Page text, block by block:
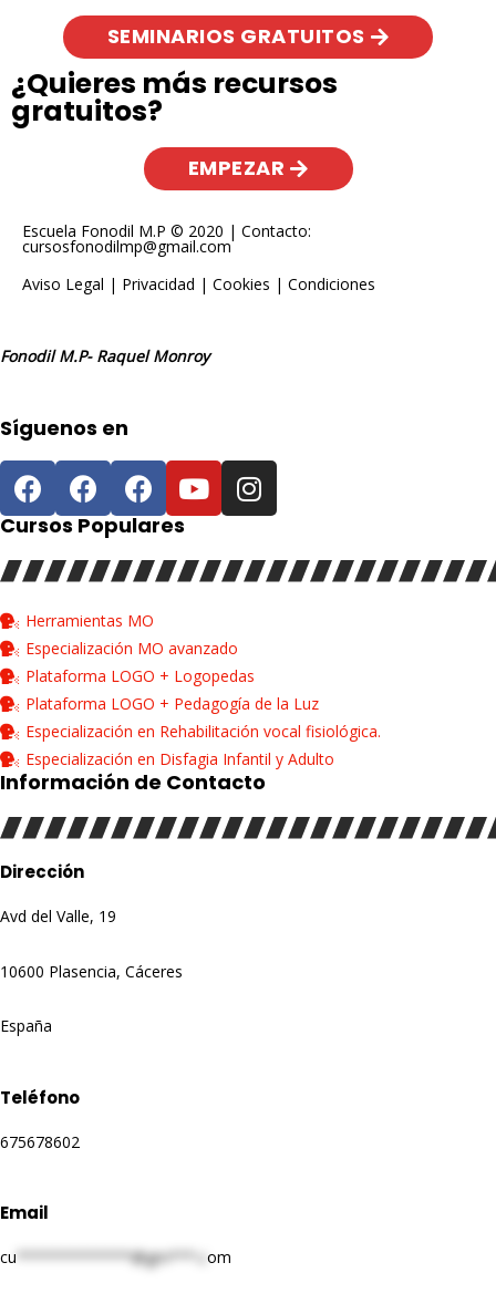
SEMINARIOS GRATUITOS
¿Quieres más recursos
gratuitos?
EMPEZAR
Escuela Fonodil M.P © 2020 | Contacto:
cursosfonodilmp@gmail.com
Aviso Legal | Privacidad | Cookies | Condiciones
Fonodil M.P- Raquel Monroy
Síguenos en
Cursos Populares
Herramientas MO
Especialización MO avanzado
Plataforma LOGO + Logopedas
Plataforma LOGO + Pedagogía de la Luz
Especialización en Rehabilitación vocal fisiológica.
Especialización en Disfagia Infantil y Adulto
Información de Contacto
Dirección
Avd del Valle, 19
10600 Plasencia, Cáceres
España
Teléfono
675678602
Email
cu *************@gm***.c om